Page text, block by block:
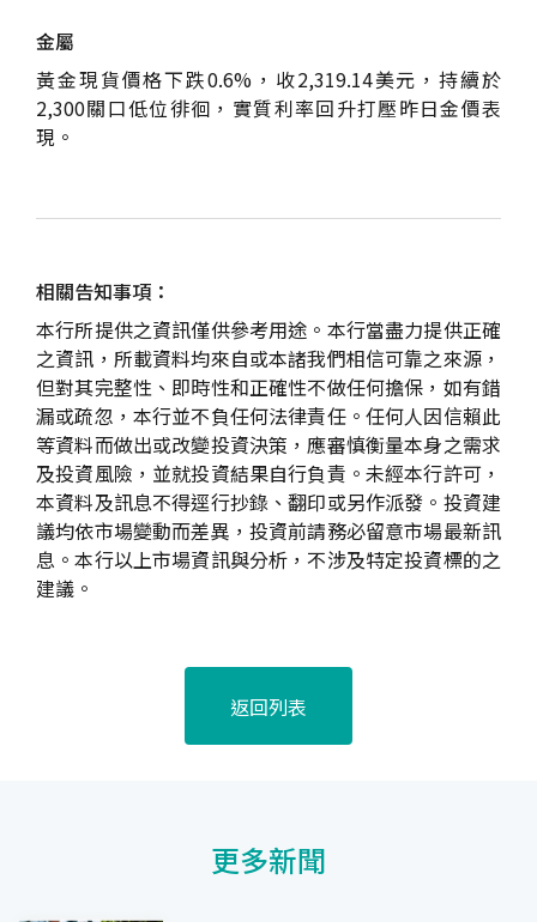
金屬
黃金現貨價格下跌0.6%，收2,319.14美元，持續於
2,300關口低位徘徊，實質利率回升打壓昨日金價表
現。
相關告知事項：
本行所提供之資訊僅供參考用途。本行當盡力提供正確
之資訊，所載資料均來自或本諸我們相信可靠之來源，
但對其完整性、即時性和正確性不做任何擔保，如有錯
漏或疏忽，本行並不負任何法律責任。任何人因信賴此
等資料而做出或改變投資決策，應審慎衡量本身之需求
及投資風險，並就投資結果自行負責。未經本行許可，
本資料及訊息不得逕行抄錄、翻印或另作派發。投資建
議均依市場變動而差異，投資前請務必留意市場最新訊
息。本行以上市場資訊與分析，不涉及特定投資標的之
建議。
返回列表
更多新聞